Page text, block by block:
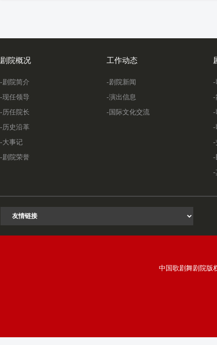
剧院概况
-剧院简介
-现任领导
-历任院长
-历史沿革
-大事记
-剧院荣誉
工作动态
-剧院新闻
-演出信息
-国际文化交流
-
-
-
-
-
-
-
中国歌剧舞剧院版